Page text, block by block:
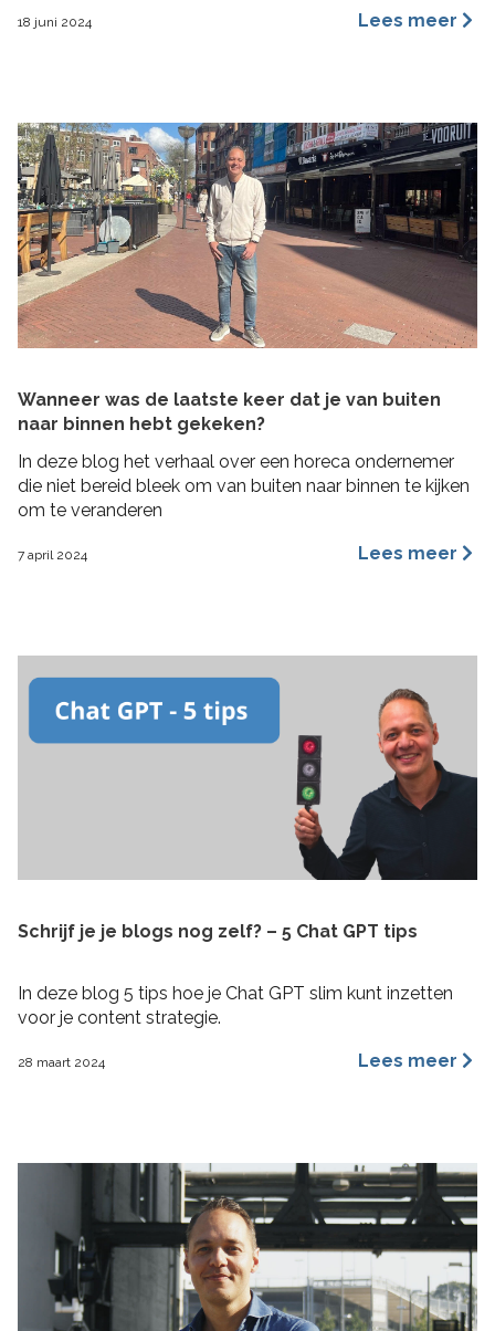
verschillende invalshoeken. In deze blog benoem ik de
18 juni 2024 Lees meer
Wanneer was de laatste keer dat je van buiten
naar binnen hebt gekeken?
In deze blog het verhaal over een horeca ondernemer
die niet bereid bleek om van buiten naar binnen te kijken
om te veranderen
7 april 2024 Lees meer
Schrijf je je blogs nog zelf? – 5 Chat GPT tips
In deze blog 5 tips hoe je Chat GPT slim kunt inzetten
voor je content strategie.
28 maart 2024 Lees meer